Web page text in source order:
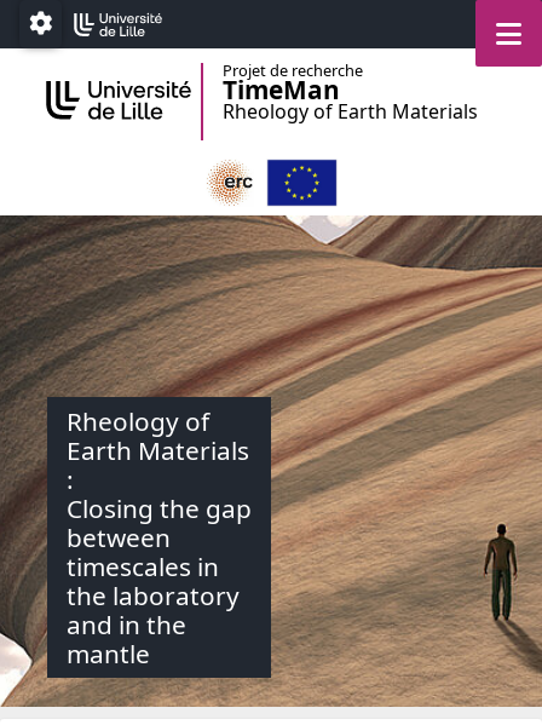
Accéder au menu principal
Accéder au contenu
Paramétrage
Projet de recherche
TimeMan
Rheology of Earth Materials
Rheology of
Earth Materials
:
Closing the gap
between
timescales in
the laboratory
and in the
mantle